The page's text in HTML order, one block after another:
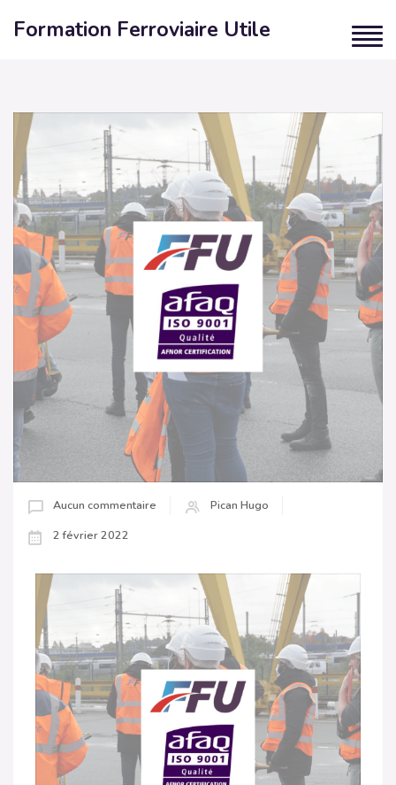
Formation Ferroviaire Utile
Aucun commentaire
Pican Hugo
2 février 2022